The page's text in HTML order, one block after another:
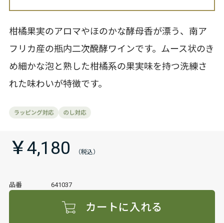
柑橘果実のアロマやほのかな酵母香が漂う、南ア
フリカ産の瓶内二次醗酵ワインです。ムース状のき
め細かな泡と熟した柑橘系の果実味を持つ洗練さ
れた味わいが特徴です。
￥4,180
品番 641037
カートに入れる